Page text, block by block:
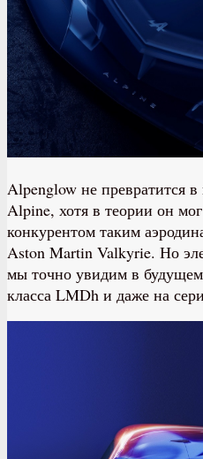
Alpenglow не превратится
Alpine, хотя в теории он
конкурентом таким
Aston Martin Valkyrie. Но
мы точно увидим в
класса LMDh и даже на